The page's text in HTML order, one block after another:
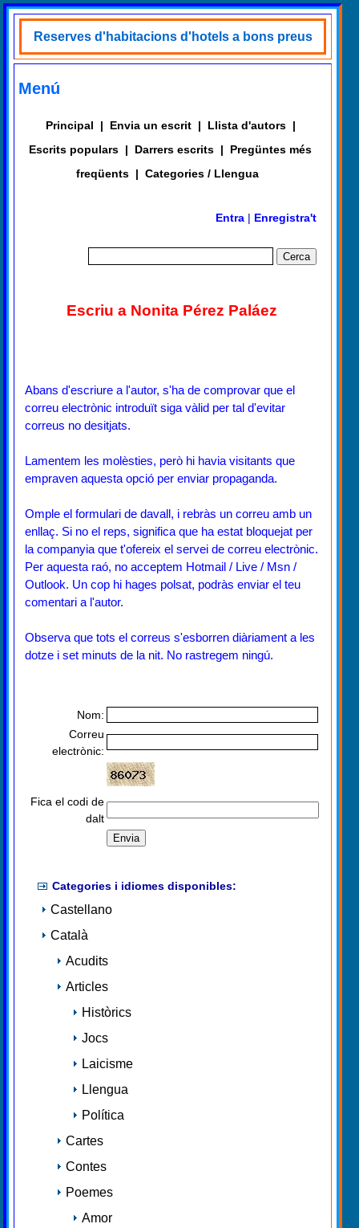
Reserves d'habitacions d'hotels a bons preus
Menú
Principal | Envia un escrit | Llista d'autors |
Escrits populars | Darrers escrits |
Pregüntes més
freqüents | Categories / Llengua
Entra | Enregistra't
Escriu a Nonita Pérez Paláez
Abans d'escriure a l'autor, s'ha de comprovar que el
correu electrònic introduït siga vàlid per tal d'evitar
correus no desitjats.
Lamentem les molèsties, però hi havia visitants que
empraven aquesta opció per enviar propaganda.
Omple el formulari de davall, i rebràs un correu amb un
enllaç. Si no el reps, significa que ha estat bloquejat per
la companyia que t'ofereix el servei de correu electrònic.
Per aquesta raó, no acceptem Hotmail / Live / Msn /
Outlook. Un cop hi hages polsat, podràs enviar el teu
comentari a l'autor.
Observa que tots el correus s'esborren diàriament a les
dotze i set minuts de la nit. No rastregem ningú.
Nom:
Correu
electrònic:
Fica el codi de
dalt
Categories i idiomes disponibles:
Castellano
Català
Acudits
Articles
Històrics
Jocs
Laicisme
Llengua
Política
Cartes
Contes
Poemes
Amor